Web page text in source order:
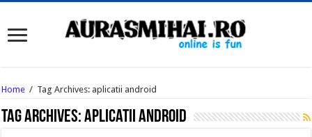
Home / Tag Archives: aplicatii android
Tag Archives:aplicatii android